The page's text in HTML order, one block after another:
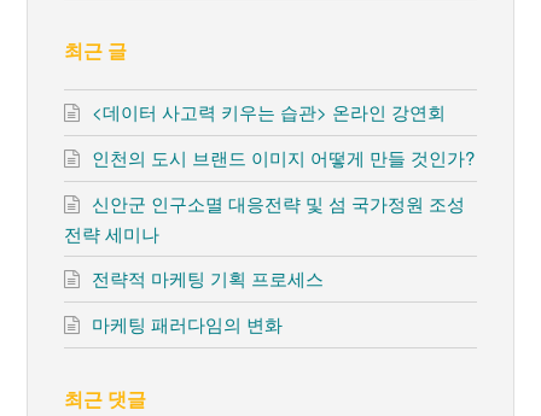
최근 글
<데이터 사고력 키우는 습관> 온라인 강연회
인천의 도시 브랜드 이미지 어떻게 만들 것인가?
신안군 인구소멸 대응전략 및 섬 국가정원 조성
전략 세미나
전략적 마케팅 기획 프로세스
마케팅 패러다임의 변화
최근 댓글